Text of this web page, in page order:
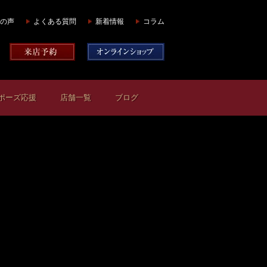
声 よくある質問 新着情報 コラム
ーズ応援 店舗一覧 ブログ